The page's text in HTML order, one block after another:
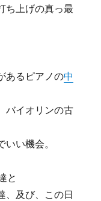
ち上げの真っ最
あるピアノの中
バイオリンの古
い機会。
と
、及び、この日